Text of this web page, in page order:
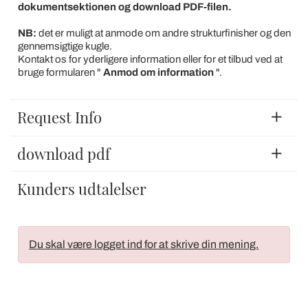
dokumentsektionen og download PDF-filen.
NB: det er muligt at anmode om andre strukturfinisher og den
gennemsigtige kugle.
Kontakt os for yderligere information eller for et tilbud ved at
bruge formularen " Anmod om information ".
Request Info
download pdf
Kunders udtalelser
Du skal være logget ind for at skrive din mening.